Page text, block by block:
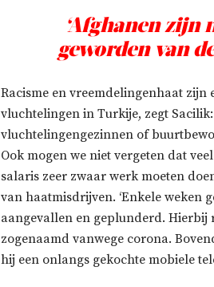
‘Afghanen
geworden van
Racisme en vreemdelingenhaat
vluchtelingen in Turkije, zegt
vluchtelingengezinnen of
Ook mogen we niet vergeten dat
salaris zeer zwaar werk moeten
van haatmisdrijven. ‘Enkele weken
aangevallen en geplunderd. Hierbij
zogenaamd vanwege corona.
hij een onlangs gekochte mobiele